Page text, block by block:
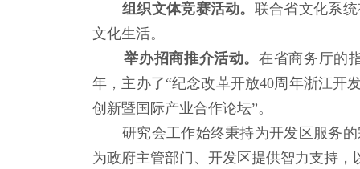
组织文体竞赛活动。 联合省文化系
文化生活。
举办招商推介活动。 在省商务厅的
年，主办了“纪念改革开放40周年浙江开
创新暨国际产业合作论坛”。
研究会工作始终秉持为开发区服务的
为政府主管部门、开发区提供智力支持